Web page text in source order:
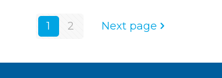
1 2 Next page